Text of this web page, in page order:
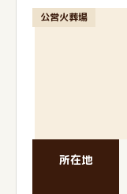
公営火葬場
所在地